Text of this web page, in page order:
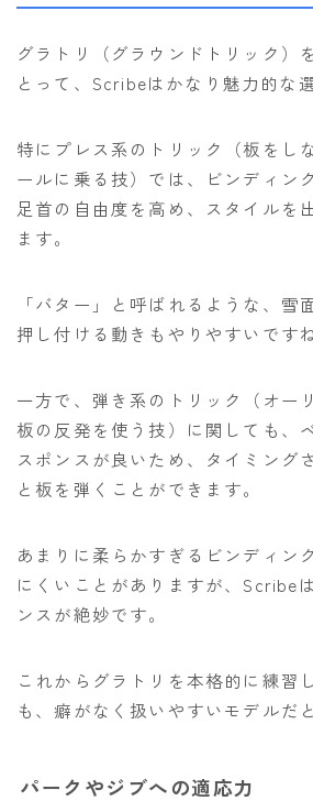
グラトリ（グラウンドトリック）
とって、Scribeはかなり魅力的な
特にプレス系のトリック（板をし
ールに乗る技）では、ビンディン
足首の自由度を高め、スタイルを
ます。
「バター」と呼ばれるような、雪
押し付ける動きもやりやすいですね
一方で、弾き系のトリック（オー
板の反発を使う技）に関しても、
スポンスが良いため、タイミング
と板を弾くことができます。
あまりに柔らかすぎるビンディン
にくいことがありますが、Scribe
ンスが絶妙です。
これからグラトリを本格的に練習
も、癖がなく扱いやすいモデルだ
パークやジブへの適応力